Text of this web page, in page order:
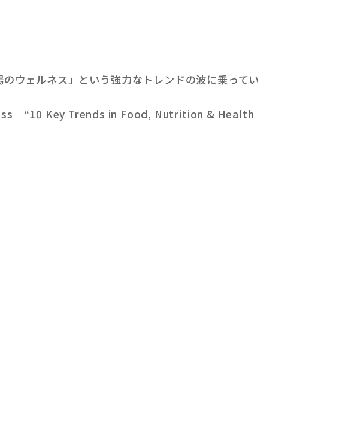
ウェルネス」という強力なトレンドの波に乗ってい
“10 Key Trends in Food, Nutrition & Health